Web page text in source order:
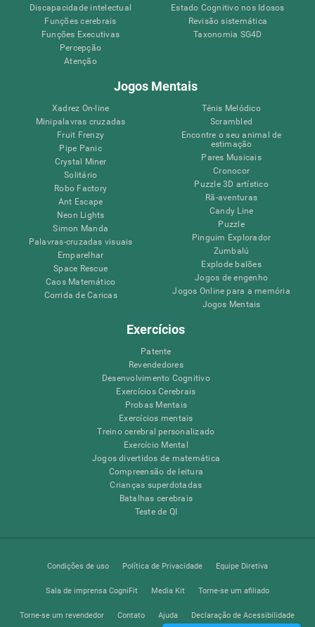
Discapacidade intelectual
Funções cerebrais
Funções Executivas
Percepção
Atenção
Estado Cognitivo nos Idosos
Revisão sistemática
Taxonomia SG4D
Jogos Mentais
Xadrez On-line
Minipalavras cruzadas
Fruit Frenzy
Pipe Panic
Crystal Miner
Solitário
Robo Factory
Ant Escape
Neon Lights
Simon Manda
Palavras-cruzadas visuais
Emparelhar
Space Rescue
Caos Matemático
Corrida de Caricas
Ténis Melódico
Scrambled
Encontre o seu animal de
estimação
Pares Musicais
Cronocor
Puzzle 3D artístico
Rã-aventuras
Candy Line
Puzzle
Pinguim Explorador
Zumbalú
Explode balões
Jogos de engenho
Jogos Online para a memória
Jogos Mentais
Exercícios
Patente
Revendedores
Desenvolvimento Cognitivo
Exercícios Cerebrais
Probas Mentais
Exercícios mentais
Treino cerebral personalizado
Exercício Mental
Jogos divertidos de matemática
Compreensão de leitura
Crianças superdotadas
Batalhas cerebrais
Teste de QI
Condições de uso Política de Privacidade Equipe Diretiva
Sala de imprensa CogniFit Media Kit Torne-se um afiliado
Torne-se um revendedor Contato Ajuda Declaração de Acessibilidade